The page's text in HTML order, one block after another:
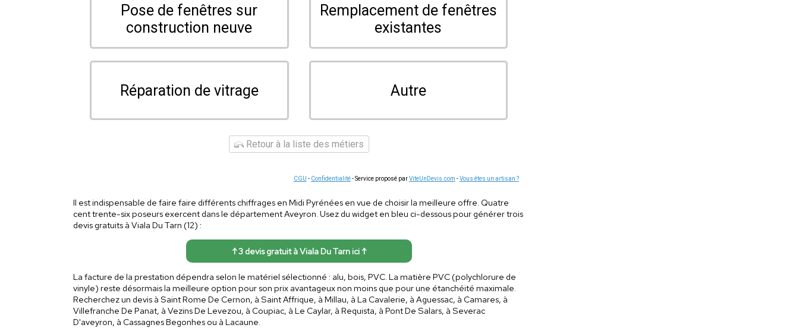
Pose de fenêtres sur
construction neuve
Remplacement de fenêtres
existantes
Réparation de vitrage Autre
Retour à la liste des métiers
CGU - Confidentialité- Service proposé parViteUnDevis.com -Vous êtes un artisan ?
Il est indispensable de faire faire différents chiffrages en Midi Pyrénées en vue de choisir la meilleure offre. Quatre
cent trente-six poseurs exercent dans le département Aveyron. Usez du widget en bleu ci-dessous pour générer trois
devis gratuits à Viala Du Tarn (12) :
↑ 3 devis gratuit à Viala Du Tarn ici ↑
La facture de la prestation dépendra selon le matériel sélectionné : alu, bois, PVC. La matière PVC (polychlorure de
vinyle) reste désormais la meilleure option pour son prix avantageux non moins que pour une étanchéité maximale.
Recherchez un devis à Saint Rome De Cernon, à Saint Affrique, à Millau, à La Cavalerie, à Aguessac, à Camares, à
Villefranche De Panat, à Vezins De Levezou, à Coupiac, à Le Caylar, à Requista, à Pont De Salars, à Severac
D'aveyron, à Cassagnes Begonhes ou à Lacaune.